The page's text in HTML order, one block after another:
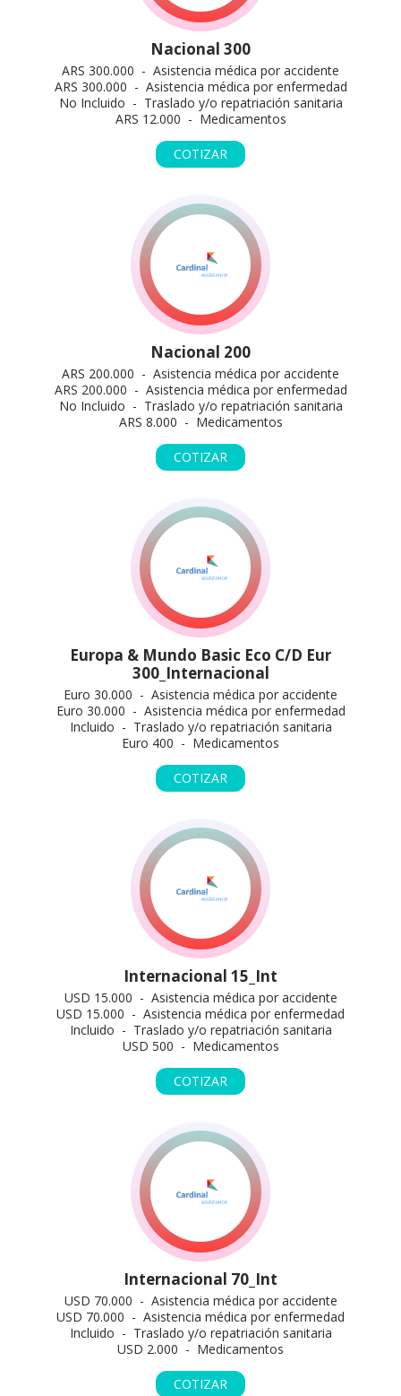
Nacional 300
ARS 300.000 - Asistencia médica por accidente
ARS 300.000 - Asistencia médica por enfermedad
No Incluido - Traslado y/o repatriación sanitaria
ARS 12.000 - Medicamentos
COTIZAR
Nacional 200
ARS 200.000 - Asistencia médica por accidente
ARS 200.000 - Asistencia médica por enfermedad
No Incluido - Traslado y/o repatriación sanitaria
ARS 8.000 - Medicamentos
COTIZAR
Europa & Mundo Basic Eco C/D Eur
300_Internacional
Euro 30.000 - Asistencia médica por accidente
Euro 30.000 - Asistencia médica por enfermedad
Incluido - Traslado y/o repatriación sanitaria
Euro 400 - Medicamentos
COTIZAR
Internacional 15_Int
USD 15.000 - Asistencia médica por accidente
USD 15.000 - Asistencia médica por enfermedad
Incluido - Traslado y/o repatriación sanitaria
USD 500 - Medicamentos
COTIZAR
Internacional 70_Int
USD 70.000 - Asistencia médica por accidente
USD 70.000 - Asistencia médica por enfermedad
Incluido - Traslado y/o repatriación sanitaria
USD 2.000 - Medicamentos
COTIZAR